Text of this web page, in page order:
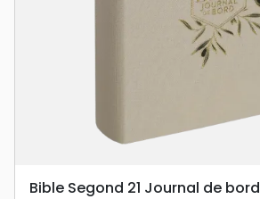
Bible Segond 21 Journal de bord